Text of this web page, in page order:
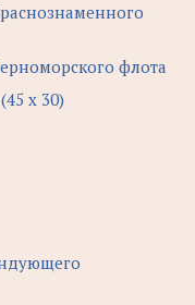
флота
х 30)